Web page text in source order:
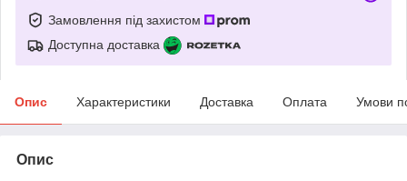
Замовлення під захистом
Доступна доставка
Опис Характеристики Доставка Оплата Умови
Опис